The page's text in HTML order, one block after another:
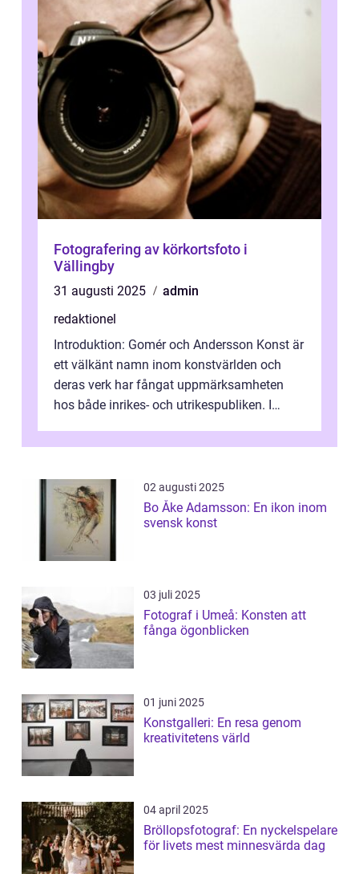
Fotografering av körkortsfoto i
Vällingby
31 augusti 2025
admin
redaktionel
Introduktion: Gomér och Andersson Konst är
ett välkänt namn inom konstvärlden och
deras verk har fångat uppmärksamheten
hos både inrikes- och utrikespubliken. I
02 augusti 2025
Bo Åke Adamsson: En ikon inom
svensk konst
03 juli 2025
Fotograf i Umeå: Konsten att
fånga ögonblicken
01 juni 2025
Konstgalleri: En resa genom
kreativitetens värld
04 april 2025
Bröllopsfotograf: En nyckelspelare
för livets mest minnesvärda dag